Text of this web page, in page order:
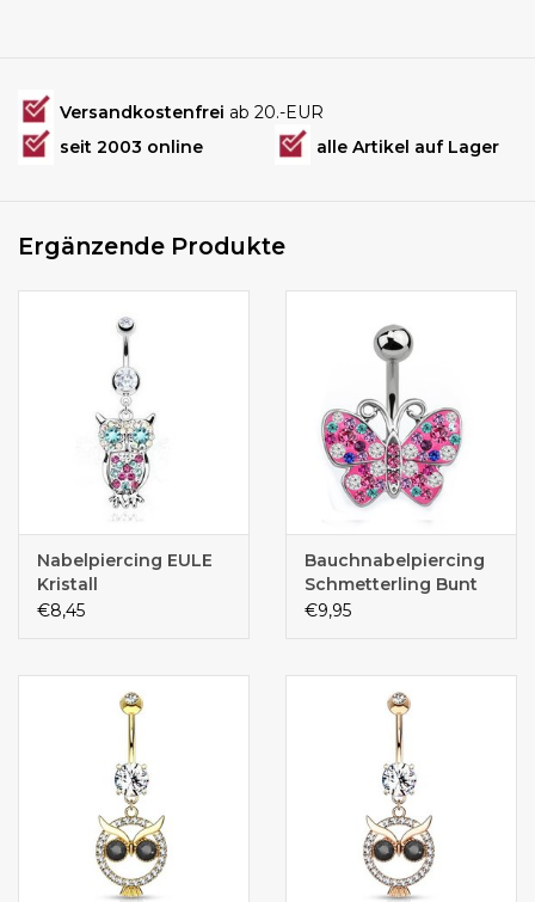
Versandkostenfrei ab 20.-EUR
seit 2003 online
alle Artikel auf Lager
Ergänzende Produkte
Nabelpiercing EULE
Kristall
€8,45
Bauchnabelpiercing
Schmetterling Bunt
€9,95